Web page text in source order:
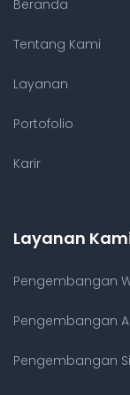
Beranda
Tentang Kami
Layanan
Portofolio
Karir
Layanan
Pengembangan
Pengembangan
Pengembangan